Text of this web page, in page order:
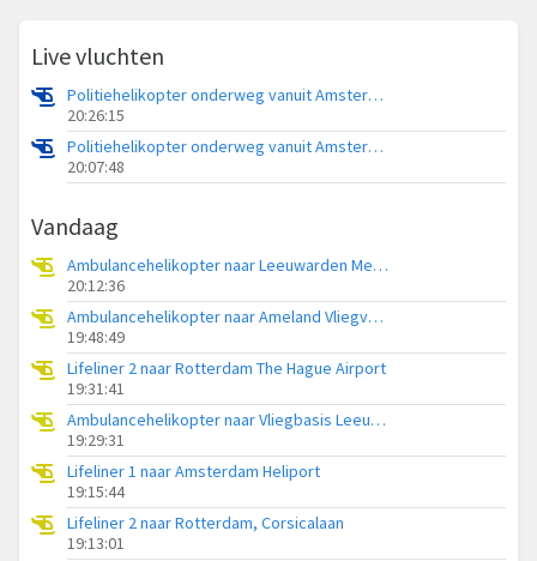
Live vluchten
Politiehelikopter onderweg vanuit Amsterdam Vliegveld Schiphol
20:26:15
Politiehelikopter onderweg vanuit Amsterdam Vliegveld Schiphol
20:07:48
Vandaag
Ambulancehelikopter naar Leeuwarden Medical Center Heliport
20:12:36
Ambulancehelikopter naar Ameland Vliegveld Ballum
19:48:49
Lifeliner 2 naar Rotterdam The Hague Airport
19:31:41
Ambulancehelikopter naar Vliegbasis Leeuwarden
19:29:31
Lifeliner 1 naar Amsterdam Heliport
19:15:44
Lifeliner 2 naar Rotterdam, Corsicalaan
19:13:01